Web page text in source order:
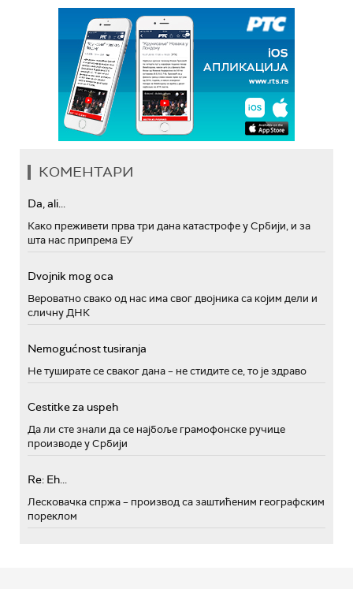
КОМЕНТАРИ
Da, ali...
Како преживети прва три дана катастрофе у Србији, и за
шта нас припрема ЕУ
Dvojnik mog oca
Вероватно свако од нас има свог двојника са којим дели и
сличну ДНК
Nemogućnost tusiranja
Не туширате се сваког дана – не стидите се, то је здраво
Cestitke za uspeh
Да ли сте знали да се најбоље грамофонске ручице
производе у Србији
Re: Eh...
Лесковачка спржа – производ са заштићеним географским
пореклом